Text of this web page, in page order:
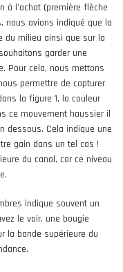
à l'achat (première flèche
nous avions indiqué que la
du milieu ainsi que sur la
garder une
Pour cela, nous mettons
permettre de capturer
la figure 1, la couleur
ce mouvement haussier il
dessous. Cela indique une
gain dans un tel cas !
du canal, car ce niveau
indique souvent un
le voir, une bougie
la bande supérieure du